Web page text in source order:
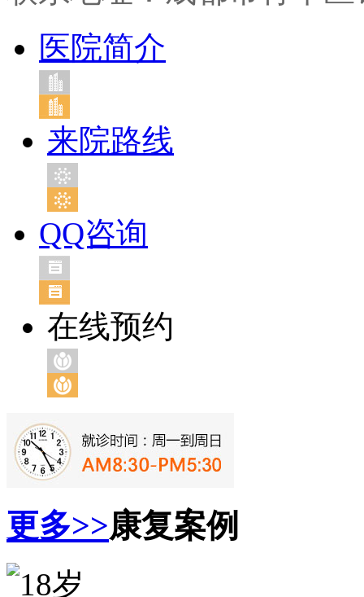
医院简介
来院路线
QQ咨询
在线预约
更多>>康复案例